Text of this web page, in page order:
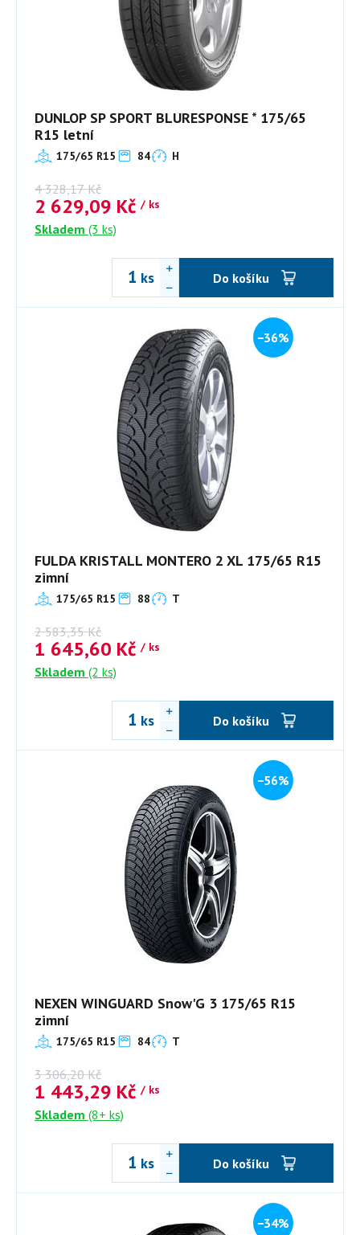
DUNLOP SP SPORT BLURESPONSE * 175/65
R15 letní
175/65 R15 84 H
4 328,17 Kč
2 629,09 Kč / ks
Skladem (3 ks)
ks Do košíku
−36%
FULDA KRISTALL MONTERO 2 XL 175/65 R15
zimní
175/65 R15 88 T
2 583,35 Kč
1 645,60 Kč / ks
Skladem (2 ks)
ks Do košíku
−56%
NEXEN WINGUARD Snow'G 3 175/65 R15
zimní
175/65 R15 84 T
3 306,20 Kč
1 443,29 Kč / ks
Skladem (8+ ks)
ks Do košíku
−34%